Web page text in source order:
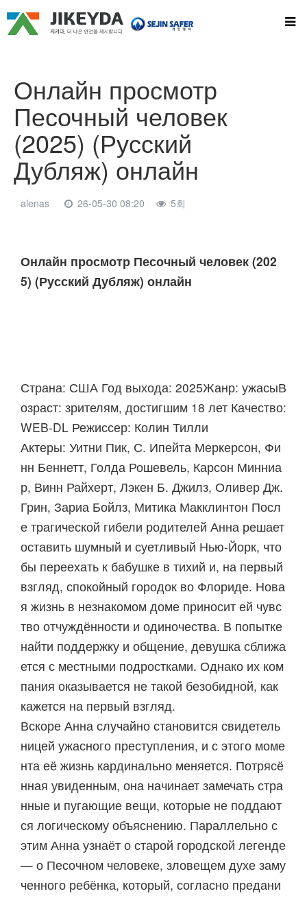
Онлайн просмотр
Песочный человек
(2025) (Русский
Дубляж) онлайн
alenas 26-05-30 08:20 5회
본문
Онлайн просмотр Песочный человек (202
5) (Русский Дубляж) онлайн
Страна: США Год выхода: 2025Жанр: ужасыВ
озраст: зрителям, достигшим 18 лет Качество:
WEB-DL Режиссер: Колин Тилли
Актеры: Уитни Пик, С. Ипейта Меркерсон, Фи
нн Беннетт, Голда Рошевель, Карсон Минниа
р, Винн Райхерт, Лэкен Б. Джилз, Оливер Дж.
Грин, Зариа Бойлз, Митика Макклинтон Посл
е трагической гибели родителей Анна решает
оставить шумный и суетливый Нью-Йорк, что
бы переехать к бабушке в тихий и, на первый
взгляд, спокойный городок во Флориде. Нова
я жизнь в незнакомом доме приносит ей чувс
тво отчуждённости и одиночества. В попытке
найти поддержку и общение, девушка сближа
ется с местными подростками. Однако их ком
пания оказывается не такой безобидной, как
кажется на первый взгляд.
Вскоре Анна случайно становится свидетель
ницей ужасного преступления, и с этого моме
нта её жизнь кардинально меняется. Потрясё
нная увиденным, она начинает замечать стра
нные и пугающие вещи, которые не поддают
ся логическому объяснению. Параллельно с
этим Анна узнаёт о старой городской легенде
— о Песочном человеке, зловещем духе заму
ченного ребёнка, который, согласно предани